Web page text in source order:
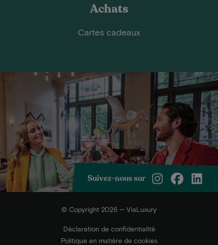
Achats
Cartes cadeaux
Suivez-nous sur
© Copyright 2026 — ViaLuxury
Déclaration de confidentialité
Politique en matière de cookies